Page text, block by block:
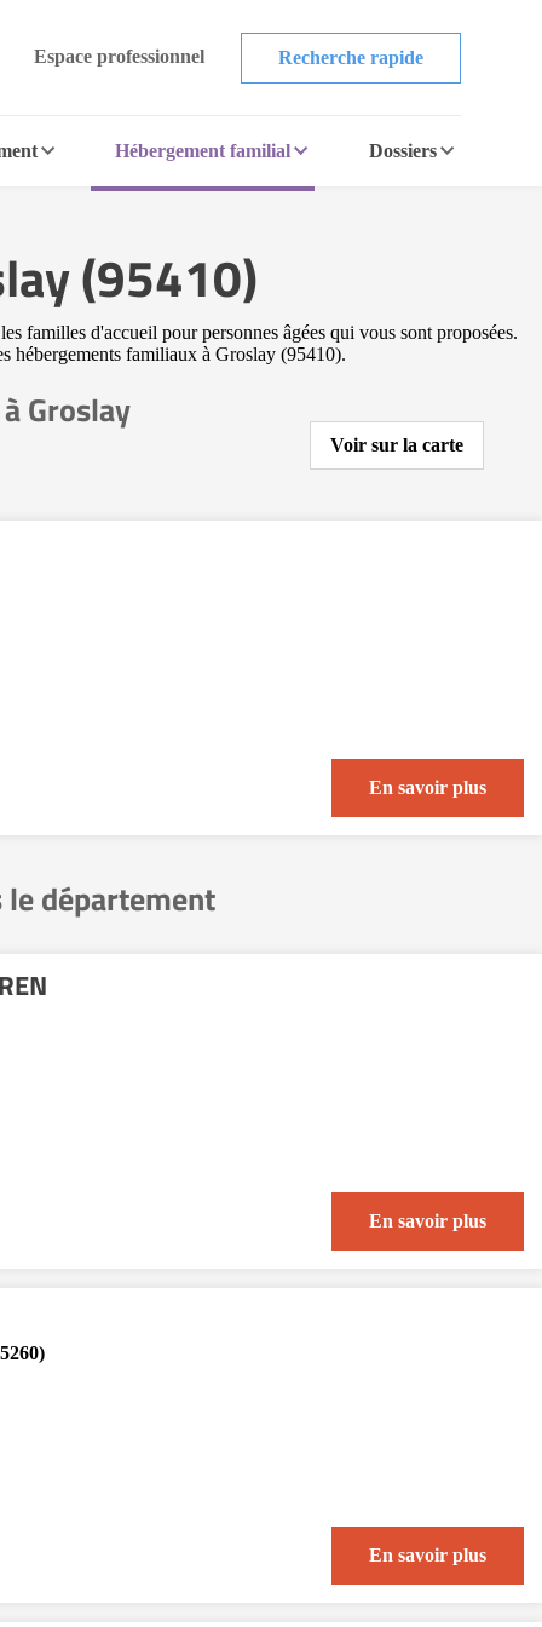
Espace professionnel Recherche rapide
Hébergement familial Dossiers
(95410)
familles d'accueil pour personnes âgées qui vous sont proposées.
hébergements familiaux à Groslay (95410).
Groslay
Voir sur la carte
En savoir plus
département
En savoir plus
En savoir plus